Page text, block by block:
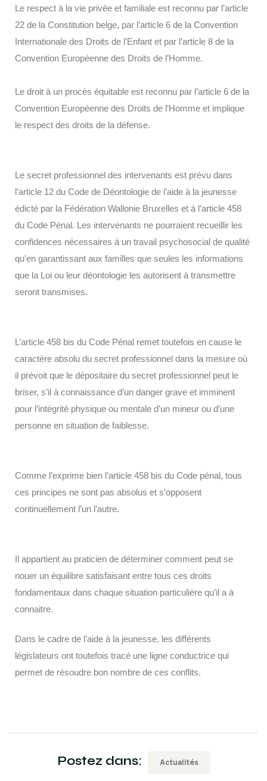
Le respect à la vie privée et familiale est reconnu par l’article
22 de la Constitution belge, par l’article 6 de la Convention
Internationale des Droits de l’Enfant et par l’article 8 de la
Convention Européenne des Droits de l’Homme.
Le droit à un procès équitable est reconnu par l’article 6 de la
Convention Européenne des Droits de l’Homme et implique
le respect des droits de la défense.
Le secret professionnel des intervenants est prévu dans
l’article 12 du Code de Déontologie de l’aide à la jeunesse
édicté par la Fédération Wallonie Bruxelles et à l’article 458
du Code Pénal. Les intervenants ne pourraient recueillir les
confidences nécessaires à un travail psychosocial de qualité
qu’en garantissant aux familles que seules les informations
que la Loi ou leur déontologie les autorisent à transmettre
seront transmises.
L’article 458 bis du Code Pénal remet toutefois en cause le
caractère absolu du secret professionnel dans la mesure où
il prévoit que le dépositaire du secret professionnel peut le
briser, s’il à connaissance d’un danger grave et imminent
pour l’intégrité physique ou mentale d’un mineur ou d’une
personne en situation de faiblesse.
Comme l’exprime bien l’article 458 bis du Code pénal, tous
ces principes ne sont pas absolus et s’opposent
continuellement l’un l’autre.
Il appartient au praticien de déterminer comment peut se
nouer un équilibre satisfaisant entre tous ces droits
fondamentaux dans chaque situation particulière qu’il a à
connaitre.
Dans le cadre de l’aide à la jeunesse, les différents
législateurs ont toutefois tracé une ligne conductrice qui
permet de résoudre bon nombre de ces conflits.
Postez dans: Actualités